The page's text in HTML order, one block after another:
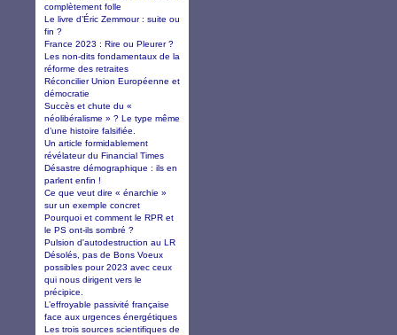
complètement folle
Le livre d’Éric Zemmour : suite ou
fin ?
France 2023 : Rire ou Pleurer ?
Les non-dits fondamentaux de la
réforme des retraites
Réconcilier Union Européenne et
démocratie
Succès et chute du «
néolibéralisme » ? Le type même
d’une histoire falsifiée.
Un article formidablement
révélateur du Financial Times
Désastre démographique : ils en
parlent enfin !
Ce que veut dire « énarchie »
sur un exemple concret
Pourquoi et comment le RPR et
le PS ont-ils sombré ?
Pulsion d'autodestruction au LR
Désolés, pas de Bons Voeux
possibles pour 2023 avec ceux
qui nous dirigent vers le
précipice.
L’effroyable passivité française
face aux urgences énergétiques
Les trois sources scientifiques de